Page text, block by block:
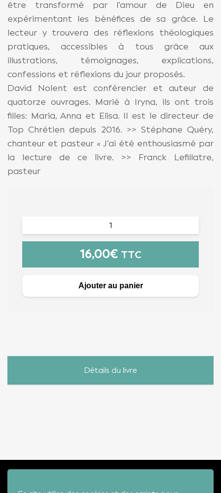
être transformé par l’amour de Dieu en
expérimentant les bénéfices de sa grâce. Le
lecteur y trouvera des réflexions théologiques
pratiques, accessibles à tous grâce aux
illustrations, témoignages, explications,
confessions et réflexions du jour proposés.
David Nolent est conférencier et auteur de
quatorze ouvrages. Marié à Iryna, ils ont trois
filles: Maria, Anna et Elisa. Il est le directeur de
Top Chrétien depuis 2016. >> Stéphane Quéry,
chanteur et pasteur « J’ai été enthousiasmé par
la lecture de ce livre. >> Franck Lefillatre,
pasteur
16,00€ TTC
Ajouter au panier
Détails du livre